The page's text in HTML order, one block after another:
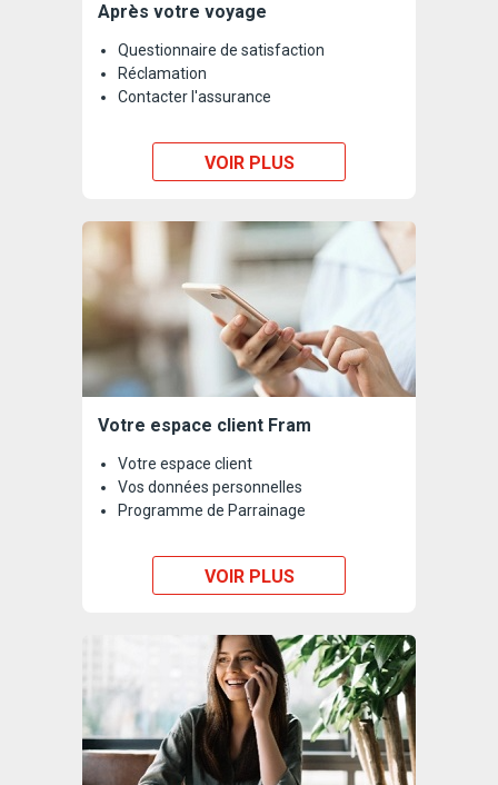
Après votre voyage
Questionnaire de satisfaction
Réclamation
Contacter l'assurance
VOIR PLUS
Votre espace client Fram
Votre espace client
Vos données personnelles
Programme de Parrainage
VOIR PLUS